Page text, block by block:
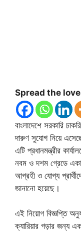
Spread the love
বাংলাদেশে সরকারি
দারুণ সুযোগ নিয়ে
এটি প্রধানমন্ত্রীর
নবম ও দশম গ্রেডে
আগ্রহী ও যোগ্য
জানানো হয়েছে।
এই নিয়োগ বিজ্ঞপ্তি
ক্যারিয়ার গড়ার জন্য